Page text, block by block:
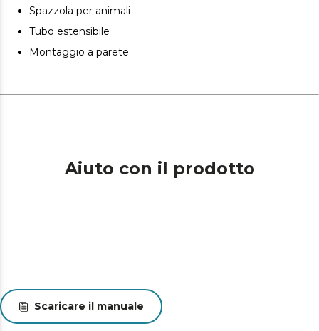
Spazzola per animali
Tubo estensibile
Montaggio a parete.
Aiuto con il prodotto
Scaricare il manuale